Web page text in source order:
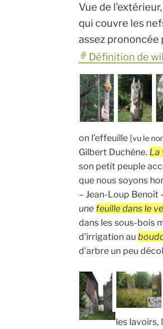
Vue de
qui couvre les
assez prononcée
Définition de
on l’effeuille [vu le
Gilbert Duchêne. La
son petit peuple
que nous soyons
– Jean-Loup Benoit
une feuille dans le
dans les sous-bois
d’irrigation au
d’arbre un peu
les lavoirs,